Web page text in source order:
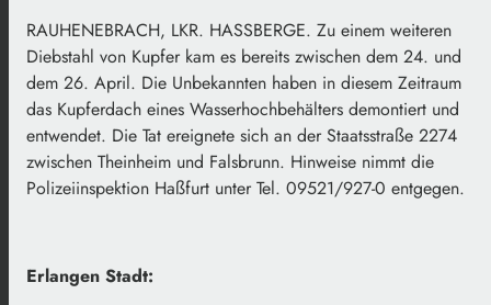
RAUHENEBRACH, LKR. HASSBERGE. Zu einem weiteren
Diebstahl von Kupfer kam es bereits zwischen dem 24. und
dem 26. April. Die Unbekannten haben in diesem Zeitraum
das Kupferdach eines Wasserhochbehälters demontiert und
entwendet. Die Tat ereignete sich an der Staatsstraße 2274
zwischen Theinheim und Falsbrunn. Hinweise nimmt die
Polizeiinspektion Haßfurt unter Tel. 09521/927-0 entgegen.
Erlangen Stadt: